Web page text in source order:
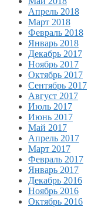
Апрель 2018
Март 2018
Февраль 2018
Январь 2018
Декабрь 2017
Ноябрь 2017
Октябрь 2017
Сентябрь 2017
Август 2017
Июль 2017
Июнь 2017
Май 2017
Апрель 2017
Март 2017
Февраль 2017
Январь 2017
Декабрь 2016
Ноябрь 2016
Октябрь 2016